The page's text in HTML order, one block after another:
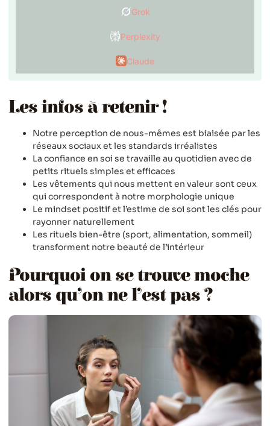
Grok
Perplexity
Claude
Les infos à retenir !
Notre perception de nous-mêmes est biaisée par les
réseaux sociaux et les standards irréalistes
La confiance en soi se travaille au quotidien avec de
petits rituels simples et efficaces
Les vêtements qui nous mettent en valeur sont ceux
qui correspondent à notre morphologie unique
Le mindset positif et l’estime de soi sont les clés pour
rayonner naturellement
Les rituels bien-être (sport, alimentation, sommeil)
transforment notre beauté de l’intérieur
Pourquoi on se trouve moche
alors qu’on ne l’est pas ?